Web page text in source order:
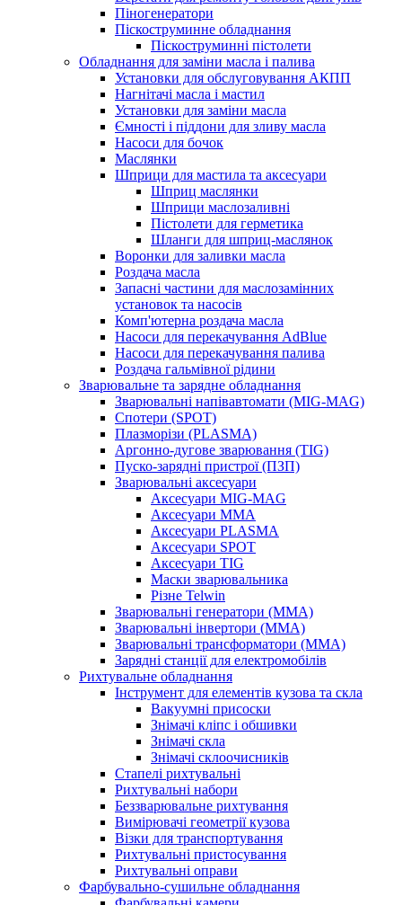
Піногенератори
Піскоструминне обладнання
Піскоструминні пістолети
Обладнання для заміни масла і палива
Установки для обслуговування АКПП
Нагнітачі масла і мастил
Установки для заміни масла
Ємності і піддони для зливу масла
Насоси для бочок
Маслянки
Шприци для мастила та аксесуари
Шприц маслянки
Шприци маслозаливні
Пістолети для герметика
Шланги для шприц-маслянок
Воронки для заливки масла
Роздача масла
Запасні частини для маслозамінних
установок та насосів
Комп'ютерна роздача масла
Насоси для перекачування AdBlue
Насоси для перекачування палива
Роздача гальмівної рідини
Зварювальне та зарядне обладнання
Зварювальні напівавтомати (MIG-MAG)
Спотери (SPOT)
Плазморізи (PLASMA)
Аргонно-дугове зварювання (TIG)
Пуско-зарядні пристрої (ПЗП)
Зварювальні аксесуари
Аксесуари MIG-MAG
Аксесуари MMA
Аксесуари PLASMA
Аксесуари SPOT
Аксесуари TIG
Маски зварювальника
Різне Telwin
Зварювальні генератори (MMA)
Зварювальні інвертори (MMA)
Зварювальні трансформатори (MMA)
Зарядні станції для електромобілів
Рихтувальне обладнання
Інструмент для елементів кузова та скла
Вакуумні присоски
Знімачі кліпс і обшивки
Знімачі скла
Знімачі склоочисників
Стапелі рихтувальні
Рихтувальні набори
Беззварювальне рихтування
Вимірювачі геометрії кузова
Візки для транспортування
Рихтувальні пристосування
Рихтувальні оправи
Фарбувально-сушильне обладнання